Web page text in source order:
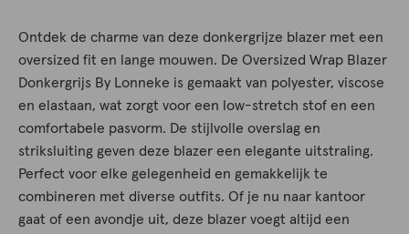
Ontdek de charme van deze donkergrijze blazer met een
oversized fit en lange mouwen. De Oversized Wrap Blazer
Donkergrijs By Lonneke is gemaakt van polyester, viscose
en elastaan, wat zorgt voor een low-stretch stof en een
comfortabele pasvorm. De stijlvolle overslag en
striksluiting geven deze blazer een elegante uitstraling.
Perfect voor elke gelegenheid en gemakkelijk te
combineren met diverse outfits. Of je nu naar kantoor
gaat of een avondje uit, deze blazer voegt altijd een